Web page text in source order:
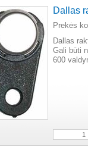
Dallas
Prekės
Dallas
Gali būti
600